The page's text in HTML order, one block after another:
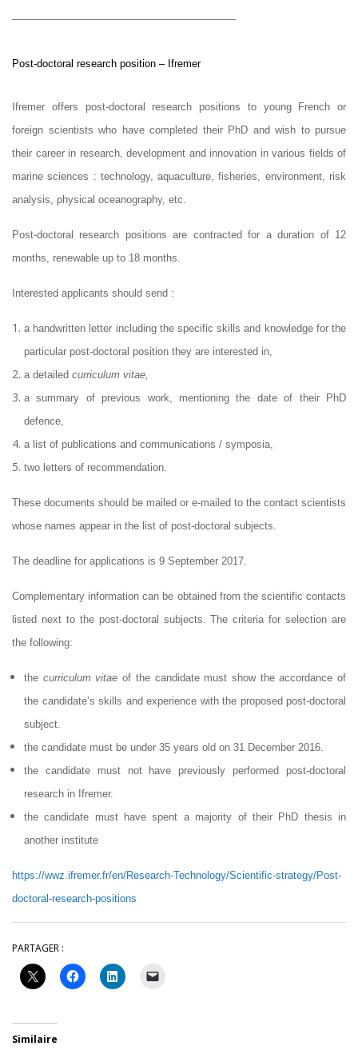
Post-doctoral research position – Ifremer
Ifremer offers post-doctoral research positions to young French or
foreign scientists who have completed their PhD and wish to pursue
their career in research, development and innovation in various fields of
marine sciences : technology, aquaculture, fisheries, environment, risk
analysis, physical oceanography, etc.
Post-doctoral research positions are contracted for a duration of 12
months, renewable up to 18 months.
Interested applicants should send :
a handwritten letter including the specific skills and knowledge for the
particular post-doctoral position they are interested in,
a detailed curriculum vitae,
a summary of previous work, mentioning the date of their PhD
defence,
a list of publications and communications / symposia,
two letters of recommendation.
These documents should be mailed or e-mailed to the contact scientists
whose names appear in the list of post-doctoral subjects.
The deadline for applications is 9 September 2017.
Complementary information can be obtained from the scientific contacts
listed next to the post-doctoral subjects. The criteria for selection are
the following:
the curriculum vitae of the candidate must show the accordance of
the candidate’s skills and experience with the proposed post-doctoral
subject.
the candidate must be under 35 years old on 31 December 2016.
the candidate must not have previously performed post-doctoral
research in Ifremer.
the candidate must have spent a majority of their PhD thesis in
another institute
https://wwz.ifremer.fr/en/Research-Technology/Scientific-strategy/Post-
doctoral-research-positions
PARTAGER :
Similaire